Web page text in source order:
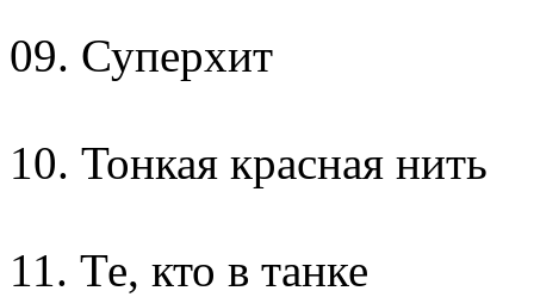
09. Суперхит
10. Тонкая красная нить
11. Те, кто в танке